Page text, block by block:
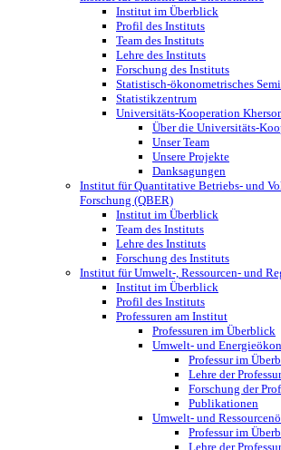
Institut im Überblick
Profil des Instituts
Team des Instituts
Lehre des Instituts
Forschung des Instituts
Statistisch-ökonometrisches
Statistikzentrum
Universitäts-Kooperation
Über die Universitäts-
Unser Team
Unsere Projekte
Danksagungen
Institut für Quantitative Betriebs- und
Forschung (QBER)
Institut im Überblick
Team des Instituts
Lehre des Instituts
Forschung des Instituts
Institut für Umwelt-, Ressourcen- und
Institut im Überblick
Profil des Instituts
Professuren am Institut
Professuren im Überblick
Umwelt- und
Professur im
Lehre der Professur
Forschung der
Publikationen
Umwelt- und
Professur im
Lehre der Professur